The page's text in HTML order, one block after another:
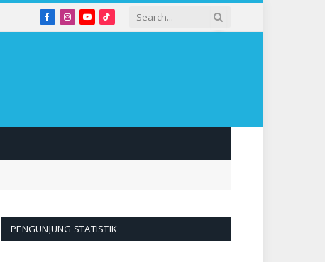
Facebook
Instagram
YouTubeTikTok
PENGUNJUNG STATISTIK